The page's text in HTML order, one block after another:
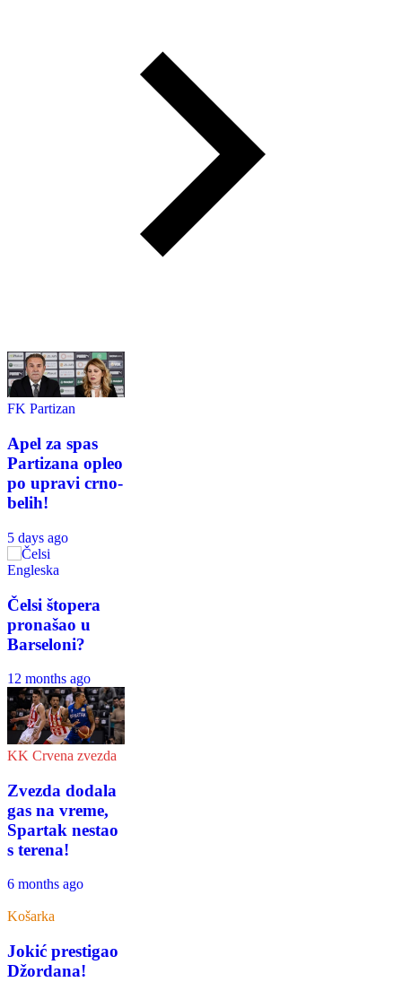
FK Partizan
Apel za spas
Partizana opleo
po upravi crno-
belih!
5 days ago
Engleska
Čelsi štopera
pronašao u
Barseloni?
12 months ago
KK Crvena zvezda
Zvezda dodala
gas na vreme,
Spartak nestao
s terena!
6 months ago
Košarka
Jokić prestigao
Džordana!